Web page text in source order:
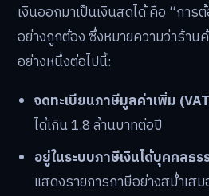
เงินออกมาเป็นเงินสดได้ คือ “การ
อย่างถูกต้อง ซึ่งหมายความว่าร้าน
อย่างหนึ่งต่อไปนี้:
จดทะเบียนภาษีมูลค่าเพิ่ม
ได้เกิน 1.8 ล้านบาทต่อปี
อยู่ในระบบภาษีเงินได้บุคคลธร
แสดงรายการภาษีอย่างสม่ำเสม